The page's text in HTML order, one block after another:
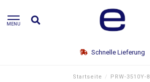
MENU
Schnelle Lieferung
Startseite / PRW-3510Y-8